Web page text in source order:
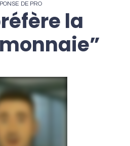
DE PRO
la